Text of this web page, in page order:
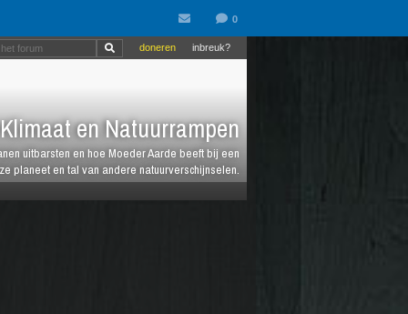
en Natuurrampen
uitbarsten en hoe Moeder Aarde beeft bij een
planeet en tal van andere natuurverschijnselen.
inbreuk?
doneren